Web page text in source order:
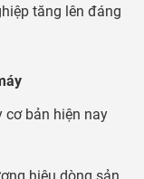
tăng lên đáng
cơ bản hiện nay